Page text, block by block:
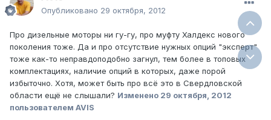
Опубликовано 29 октября, 2012
Про дизельные моторы ни гу-гу, про муфту Халдекс нового
поколения тоже. Да и про отсутствие нужных опций "эксперт"
тоже как-то неправдоподобно загнул, тем более в топовых
комплектациях, наличие опций в которых, даже порой
избыточно. Хотя, может быть про всё это в Свердловской
области ещё не слышали? Изменено 29 октября, 2012
пользователем AVIS